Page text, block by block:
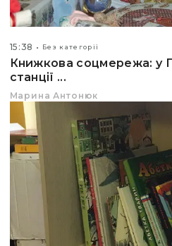
15:38 Без категорії
Книжкова соцмережа: у
станції ...
Марина Антонюк